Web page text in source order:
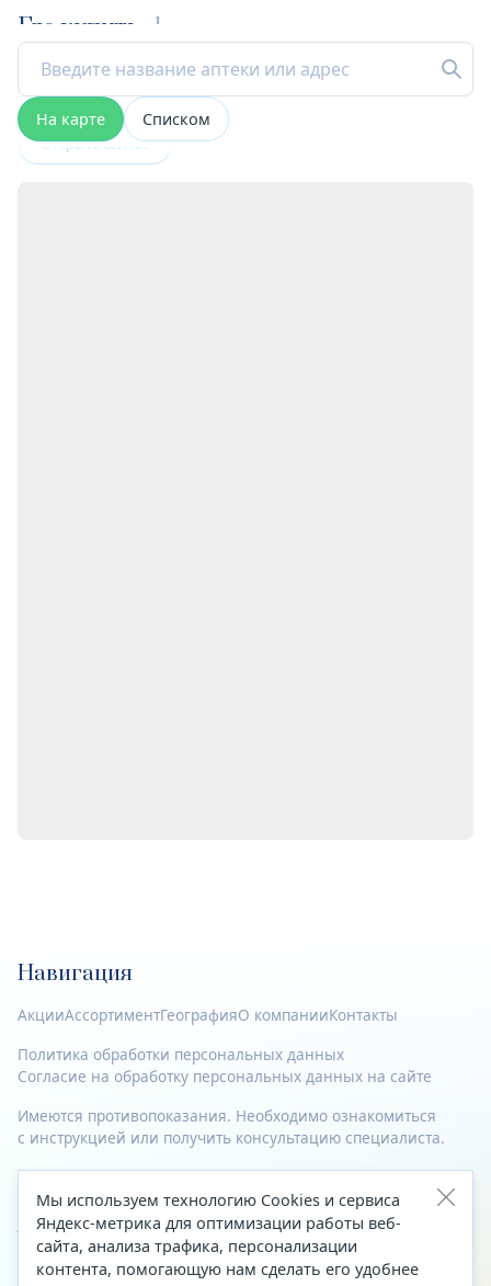
Где купить 1
На карте Списком
Открыта сейчас
Навигация
АкцииАссортиментГеографияО компанииКонтакты
Политика обработки персональных данных
Согласие на обработку персональных данных на сайте
Имеются противопоказания. Необходимо ознакомиться
с инструкцией или получить консультацию специалиста.
© 2023—2026 Все права защищены.
Адрес
Архангельск, ул. Папанина, д. 19 (вход в здание со стороны
Мы используем технологию Cookies и сервиса
Яндекс-метрика для оптимизации работы веб-
сайта, анализа трафика, персонализации
контента, помогающую нам сделать его удобнее